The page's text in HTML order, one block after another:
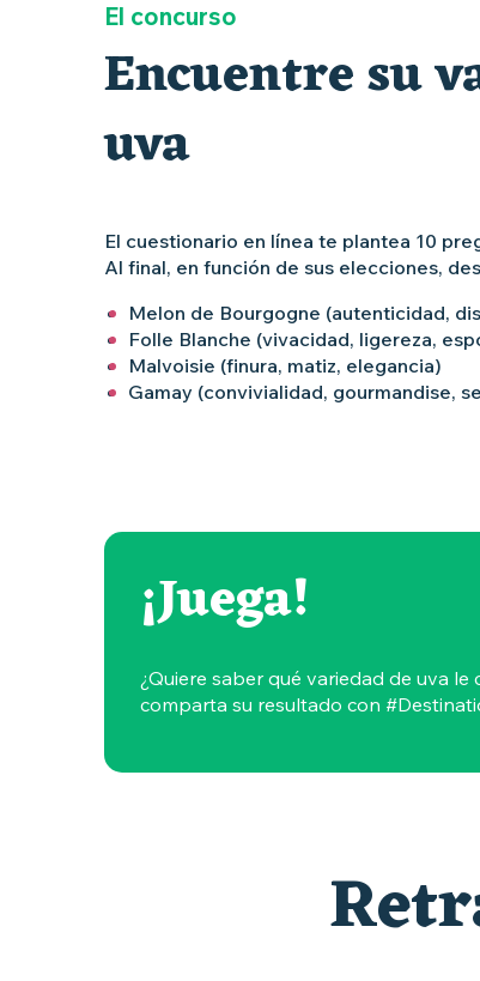
El concurso
Encuentre su
uva
El cuestionario en línea te plantea 10
Al final, en función de sus elecciones,
Melon de Bourgogne (autenticidad,
Folle Blanche (vivacidad, ligereza,
Malvoisie (finura, matiz, elegancia)
Gamay (convivialidad, gourmandise,
¡Juega!
¿Quiere saber qué variedad de uva
comparta su resultado con